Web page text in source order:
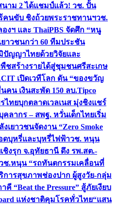
นาม 2 ได้แชมป์แล้ว! วช. ปั้น
คนขับ ชิงถ้วยพระราชทานฯวช.
งฯ และ ThaiPBS จัดศึก “หนู
ยาวชนกว่า 60 ทีมประชัน
ปัญญาไทยด้วยวิจัยและ
ชสร้างรายได้สู่ชุมชนศรีสะเกษ
เปิดเวทีโลก ดัน “ของขวัญ
คน เงินสะพัด 150 ลบ.Tipco
ไทยบุกตลาดเวลเนส มุ่งชิงแชร์
ลากร – สพฐ. หวั่นเด็กไทยเริ่ม
เยาวชนจัดงาน “Zero Smoke
ดบุหรี่และบุหรี่ไฟฟ้าวช. หนุน
ชิงรุก จ.อุทัยธานี ดึง รพ.สต.-
ช.หนุน “รถทันตกรรมเคลื่อนที่
การสุขภาพช่องปาก ผู้สูงวัย-กลุ่ม
คี “Beat the Pressure” สู้ภัยเงียบ
แห่งชาติคุมโรคทั่วไทย“แสน